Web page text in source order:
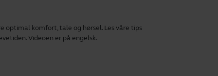
optimal komfort, tale og hørsel. Les våre tips
Videoen er på engelsk.